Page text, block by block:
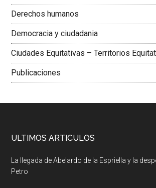
Derechos humanos
Democracia y ciudadania
Ciudades Equitativas – Territorios
Publicaciones
ULTIMOS ARTICULOS
La llegada de Abelardo de la Espriella y la
Petro